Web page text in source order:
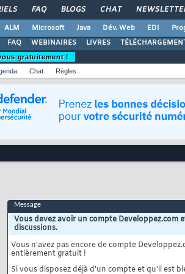
FAQ BLOGS CHAT
ALM Microsoft Java Dév. Web EDI
FAQ WEBINAIRES LIVRES
gratuitement !
Chat Règles
Message
Vous devez avoir un compte
discussions.
Vous n'avez pas encore de compte
entièrement gratuit !
Si vous disposez déjà d'un compte et qu'il est